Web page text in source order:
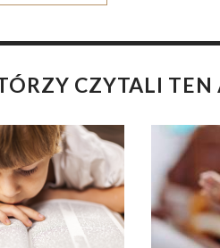
CZYTALI